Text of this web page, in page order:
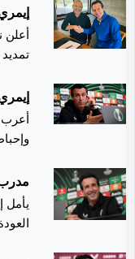
أعلن
فيلا
على
في
أعرب
لكن
مدرب
يأمل